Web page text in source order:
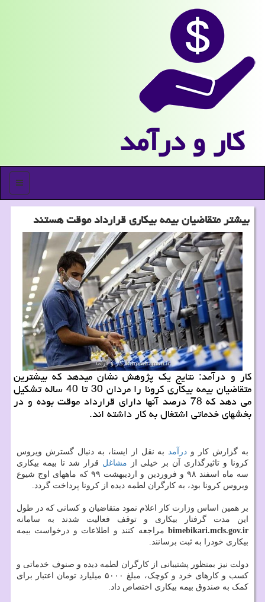
كار و درآمد
منو
بیشتر متقاضیان بیمه بیكاری قرارداد موقت هستند
کار و درآمد: نتایج یک پژوهش نشان میدهد که بیشترین
متقاضیان بیمه بیکاری کرونا را مردان 30 تا 40 ساله تشکیل
می دهد که 78 درصد آنها دارای قرارداد موقت بوده و در
بخشهای خدماتی اشتغال به کار داشته اند.
به گزارش کار و درآمدبه نقل از ایسنا، به دنبال گسترش ویروس
کرونا و تاثیرگذاری آن بر خیلی از مشاغل قرار شد تا بیمه بیکاری
سه ماه اسفند ۹۸ و فروردین و اردیبهشت ۹۹ که ماههای اوج شیوع
ویروس کرونا بود، به کارگران لطمه دیده از کرونا پرداخت گردد.
بر همین اساس وزارت کار اعلام نمود متقاضیان و کسانی که در طول
این مدت گرفتار بیکاری و توقف فعالیت شدند به سامانه
bimebikari.mcls.gov.ir مراجعه کنند و اطلاعات و درخواست بیمه
بیکاری خودرا به ثبت برسانند.
دولت نیز بمنظور پشتیبانی از کارگران لطمه دیده و صنوف خدماتی و
کسب و کارهای خرد و کوچک، مبلغ ۵۰۰۰ میلیارد تومان اعتبار برای
کمک به صندوق بیمه بیکاری اختصاص داد.